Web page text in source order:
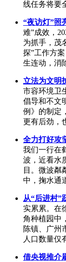
线任务将要
“夜访灯”照
难”成效，
为抓手，茂
探”工作方
生连动，消
立法为文明
市容环境卫
倡导和不文
例》的制定
更有后劲，
全力打好攻
我们一行在
波，近看水
目。微波粼
中，掬水通
从“后进村”
实累累。在
角种植园中
陈镇、广州
人口数量仅
借央视推介